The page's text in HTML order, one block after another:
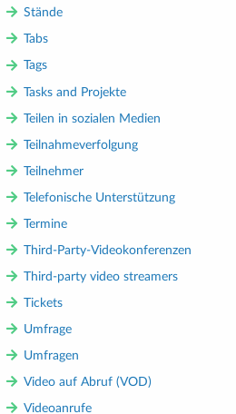
Stände
Tabs
Tags
Tasks and Projekte
Teilen in sozialen Medien
Teilnahmeverfolgung
Teilnehmer
Telefonische Unterstützung
Termine
Third-Party-Videokonferenzen
Third-party video streamers
Tickets
Umfrage
Umfragen
Video auf Abruf (VOD)
Videoanrufe